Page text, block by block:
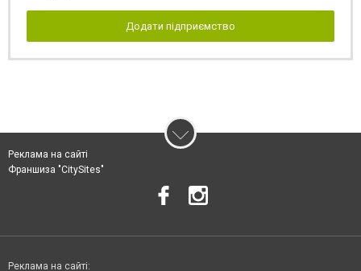
Додати підприємство
Реклама на сайті
Франшиза "CitySites"
Реклама на сайті: